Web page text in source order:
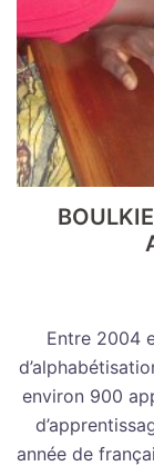
Entre 2004
environ 900
année de